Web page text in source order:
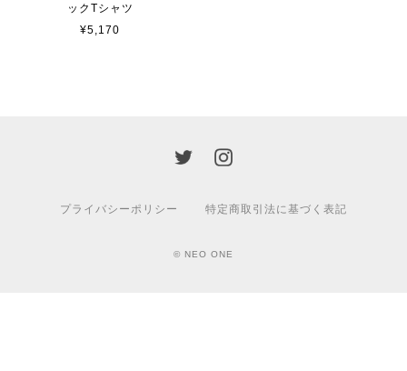
ックTシャツ
¥5,170
プライバシーポリシー 特定商取引法に基づく表記
© NEO ONE